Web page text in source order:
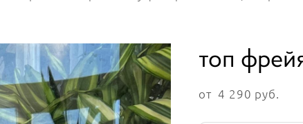
топ
от 4 290 pуб.